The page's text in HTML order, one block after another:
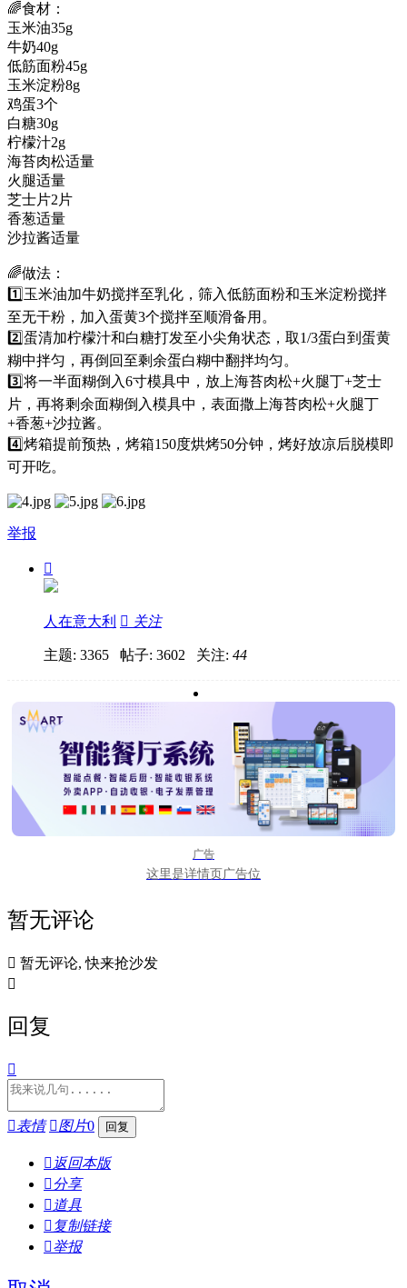
🌈食材：
玉米油35g
牛奶40g
低筋面粉45g
玉米淀粉8g
鸡蛋3个
白糖30g
柠檬汁2g
海苔肉松适量
火腿适量
芝士片2片
香葱适量
沙拉酱适量
🌈做法：
1️⃣玉米油加牛奶搅拌至乳化，筛入低筋面粉和玉米淀粉搅拌
至无干粉，加入蛋黄3个搅拌至顺滑备用。
2️⃣蛋清加柠檬汁和白糖打发至小尖角状态，取1/3蛋白到蛋黄
糊中拌匀，再倒回至剩余蛋白糊中翻拌均匀。
3️⃣将一半面糊倒入6寸模具中，放上海苔肉松+火腿丁+芝士
片，再将剩余面糊倒入模具中，表面撒上海苔肉松+火腿丁
+香葱+沙拉酱。
4️⃣烤箱提前预热，烤箱150度烘烤50分钟，烤好放凉后脱模即
可开吃。
举报

人在意大利  关注
主题: 3365 帖子: 3602 关注: 44
广告
这里是详情页广告位
暂无评论
 暂无评论, 快来抢沙发

回复

表情 图片0
 返回本版
分享
 道具
 复制链接
举报